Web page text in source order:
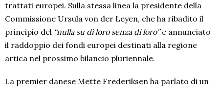
trattati europei. Sulla stessa linea la presidente della
Commissione Ursula von der Leyen, che ha ribadito il
principio del “nulla su di loro senza di loro”e annunciato
il raddoppio dei fondi europei destinati alla regione
artica nel prossimo bilancio pluriennale.
La premier danese Mette Frederiksen ha parlato di un